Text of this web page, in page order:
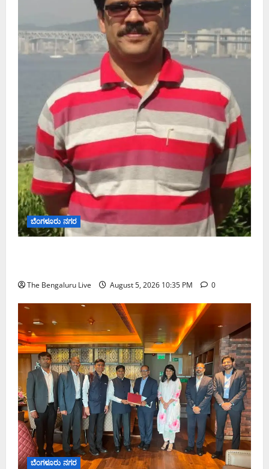
ಬೆಂಗಳೂರು ನಗರ
The Bengaluru Live August 5, 2026 10:35 PM 0
ಬೆಂಗಳೂರು ನಗರ